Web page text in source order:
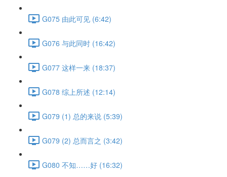
G075 由此可见 (6:42)
G076 与此同时 (16:42)
G077 这样一来 (18:37)
G078 综上所述 (12:14)
G079 (1) 总的来说 (5:39)
G079 (2) 总而言之 (3:42)
G080 不知……好 (16:32)